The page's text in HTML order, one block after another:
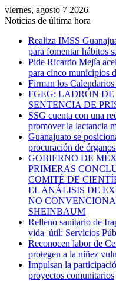
viernes, agosto 7 2026
Noticias de última hora
Realiza IMSS
para fomentar hábitos
Pide Ricardo Mejía
para cinco municipios
Firman los
FGEG: LADRÓN
SENTENCIA DE
SSG cuenta con una
promover la lactancia
Guanajuato se
procuración de
GOBIERNO DE
PRIMERAS
COMITÉ DE
EL ANÁLISIS DE
NO
SHEINBAUM
Relleno sanitario de
vida útil: Servicios
Reconocen labor de
protegen a la niñez
Impulsan la
proyectos comunitarios